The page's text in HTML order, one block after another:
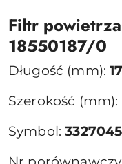
Filtr
18550187/0
Długość (mm):
Szerokość (mm):
Symbol: